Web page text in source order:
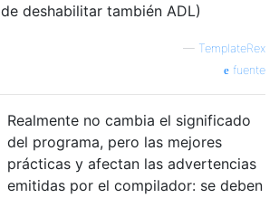
de deshabilitar también ADL)
— TemplateRex
fuente
Realmente no cambia el significado
del programa, pero las mejores
prácticas y afectan las advertencias
emitidas por el compilador: se deben